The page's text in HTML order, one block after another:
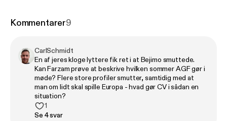
samtale indvier han Transferguru i sine overvejelser
debut på det svenske landshold, presset i branchen
og en fodboldby, hvor man står sammen. Vi indleder
med en opringning til Beijmo fra efterfesten onsdag
formiddag - selve interviewet er optaget i den
seneste landskampspause, da Transferguru lagde
vejen forbi Aarhus.
Kommentarer9
CarlSchmidt
En af jeres kloge lyttere fik ret i at Bejimo smuttede.
Kan Farzam prøve at beskrive hvilken sommer AGF gør i
møde? Flere store profiler smutter, samtidig med at
man om lidt skal spille Europa - hvad gør CV i sådan en
situation?
1
Se 4 svar